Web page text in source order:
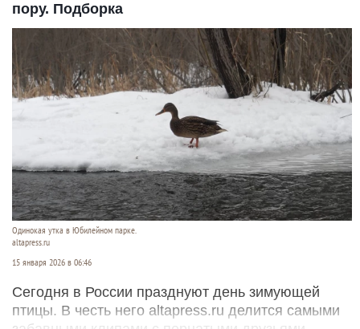
пору. Подборка
Одинокая утка в Юбилейном парке.
altapress.ru
15 января 2026 в 06:46
Сегодня в России празднуют день зимующей
птицы. В честь него altapress.ru делится самыми